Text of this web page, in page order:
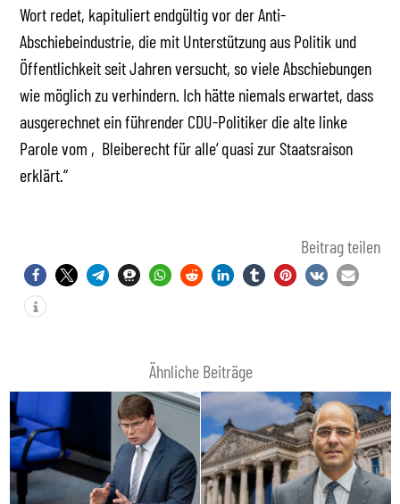
Wort redet, kapituliert endgültig vor der Anti-
Abschiebeindustrie, die mit Unterstützung aus Politik und
Öffentlichkeit seit Jahren versucht, so viele Abschiebungen
wie möglich zu verhindern. Ich hätte niemals erwartet, dass
ausgerechnet ein führender CDU-Politiker die alte linke
Parole vom ‚Bleiberecht für alle‘ quasi zur Staatsraison
erklärt.“
Beitrag teilen
Ähnliche Beiträge